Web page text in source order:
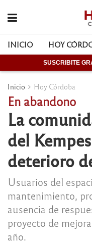
INICIO HOY
SUSCRIBITE
Inicio Hoy Córdoba
En abandono
La
del
deterioro
Usuarios del
mantenimiento,
ausencia de
proyecto de
año.